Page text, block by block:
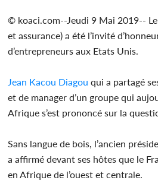
© koaci.com--Jeudi 9 Mai 2019--
et assurance) a été l’invité
d’entrepreneurs aux Etats Unis.
Jean Kacou Diagou qui a partagé
et de manager d’un groupe qui
Afrique s’est prononcé sur la
Sans langue de bois, l’ancien
a affirmé devant ses hôtes que le
en Afrique de l’ouest et centrale.